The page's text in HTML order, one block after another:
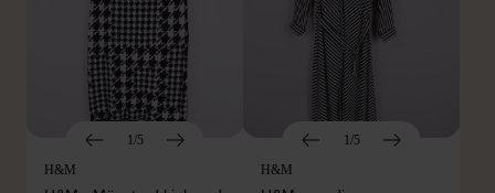
1/5
H&M
1/5
H&M